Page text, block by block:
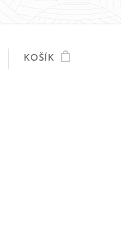
KOŠÍK